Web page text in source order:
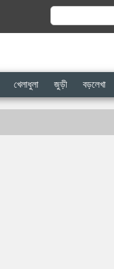
Search
for:
খেলাধুলা জুড়ী বড়লেখা